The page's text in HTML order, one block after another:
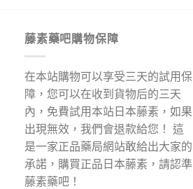
藤素藥吧購物保障
在本站購物可以享受三天的試用保
障，您可以在收到貨物后的三天
內，免費試用本站日本藤素，如果
出現無效，我們會退款給您！ 這
是一家正品藥局網站敢給出大家的
承諾，購買正品日本藤素，請認準
藤素藥吧！